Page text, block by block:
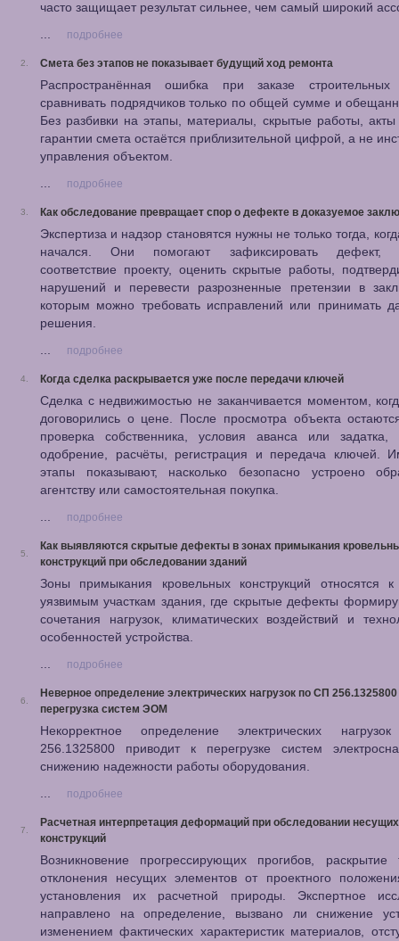
часто защищает результат сильнее, чем самый широкий
...
подробнее
2. Смета без этапов не показывает будущий ход ремонта
Распространённая ошибка при заказе
сравнивать подрядчиков только по общей сумме и
Без разбивки на этапы, материалы, скрытые работы, акты
гарантии смета остаётся приблизительной цифрой, а не
управления объектом.
...
подробнее
3. Как обследование превращает спор о дефекте в доказуемое
Экспертиза и надзор становятся нужны не только тогда,
начался. Они помогают зафиксировать дефект,
соответствие проекту, оценить скрытые работы,
нарушений и перевести разрозненные претензии в
которым можно требовать исправлений или принимать
решения.
...
подробнее
4. Когда сделка раскрывается уже после передачи ключей
Сделка с недвижимостью не заканчивается моментом,
договорились о цене. После просмотра объекта
проверка собственника, условия аванса или задатка,
одобрение, расчёты, регистрация и передача ключей.
этапы показывают, насколько безопасно устроено
агентству или самостоятельная покупка.
...
подробнее
5.
Как выявляются скрытые дефекты в зонах примыкания
конструкций при обследовании зданий
Зоны примыкания кровельных конструкций относятся
уязвимым участкам здания, где скрытые дефекты
сочетания нагрузок, климатических воздействий и
особенностей устройства.
...
подробнее
6.
Неверное определение электрических нагрузок по СП 256.1325800
перегрузка систем ЭОМ
Некорректное определение электрических
256.1325800 приводит к перегрузке систем
снижению надежности работы оборудования.
...
подробнее
7.
Расчетная интерпретация деформаций при обследовании несущих
конструкций
Возникновение прогрессирующих прогибов,
отклонения несущих элементов от проектного
установления их расчетной природы. Экспертное
направлено на определение, вызвано ли снижение
изменением фактических характеристик материалов,